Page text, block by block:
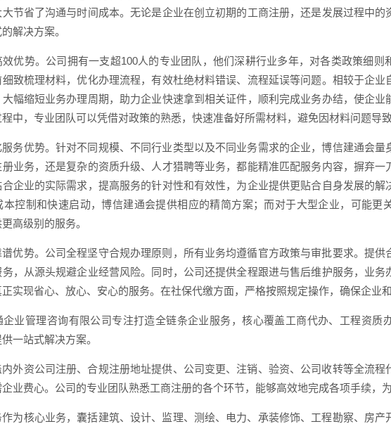
节省了沟通与时间成本。无论是企业在创立初期的工商注册，还是发展过程中
解决方案。
优势。公司拥有一支超100人的专业团队，他们深耕行业多年，对各类政策细则
致梳理材料，优化办理流程，有效杜绝材料错误、流程延误等问题。相较于企业
幅缩短业务办理周期，助力企业快速拿到相关证件，顺利完成业务办结，使企业
中，专业团队可以凭借对政策的熟悉，快速准备好所需材料，避免因材料问题导致
务优势。针对不同规模、不同行业类型以及不同业务需求的企业，博信建通会量
业务，还是复杂的资质升级、人才猎聘等业务，都能精准匹配服务内容，摒弃一
企业的实际需求，提高服务的针对性和有效性，为企业提供更贴合自身发展的
本控制和快速启动，博信建通会提供相应的精简方案；而对于大型企业，可能更
高级别的服务。
优势。公司全程坚守合规办理原则，所有业务均遵循官方政策与审批要求。提供
，从源头规避企业经营风险。同时，公司还提供全程跟进与售后维护服务，业
实现省心、放心、安心的服务。在社保代缴方面，严格按照规定操作，确保企业
企业管理咨询有限公司专注打造全链条企业服务，核心覆盖工商代办、工程资质
一站式解决方案。
外资公司注册、合规注册地址提供、公司变更、注销、验资、公司收转等全流程
业费心。公司的专业团队熟悉工商注册的各个环节，能够高效地完成各项手续，
为核心业务，囊括建筑、设计、监理、测绘、电力、承装修饰、工程勘察、房产